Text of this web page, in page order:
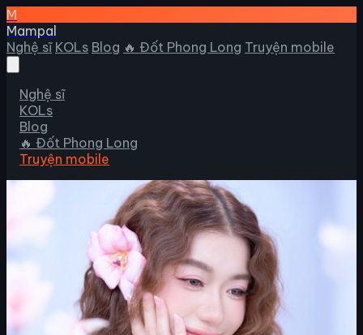
M
Mampal
Nghệ sĩ KOLs Blog 🔥 Đốt Phong Long Truyện mobile
Nghệ sĩ
KOLs
Blog
🔥 Đốt Phong Long
Truyện mobile